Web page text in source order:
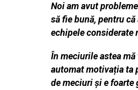
Noi am avut
să fie bună, pentru
echipele considerate
În meciurile astea
automat motivația ta
de meciuri și e foarte